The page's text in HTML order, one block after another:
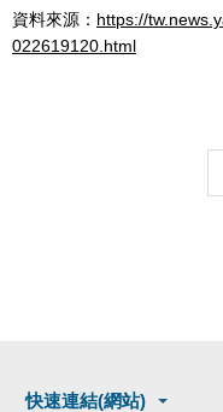
資料來源： https://
022619120.html
快速連結(網站)